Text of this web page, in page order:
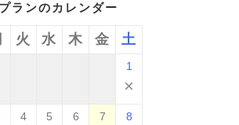
ランのカレンダー
火 水 木 金 土
1
×
4 5 6 7 8